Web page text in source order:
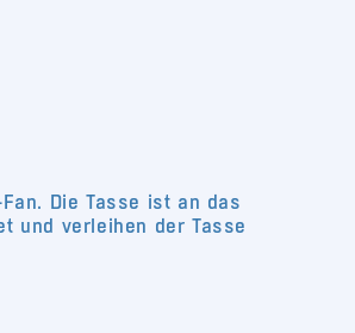
Die Tasse ist an das
und verleihen der Tasse